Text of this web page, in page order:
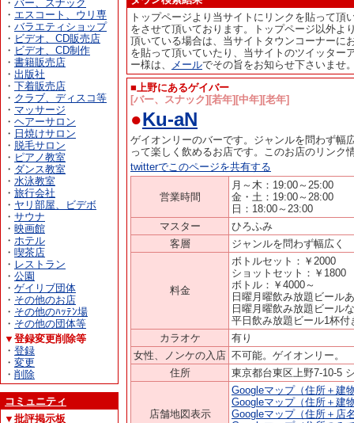
・ バー、スナック
・ エスコート、ウリ専
・ バラエティショップ
・ ビデオ、CD販売店
・ ビデオ、CD制作
・ 書籍販売店
・ 出版社
・ 下着販売店
・ クラブ、ディスコ等
・ マッサージ
・ ヘアーサロン
・ 日焼けサロン
・ 脱毛サロン
・ ピアノ教室
・ ダンス教室
・ 水泳教室
・ 旅行会社
・ ヤリ部屋、ビデボ
・ サウナ
・ 映画館
・ ホテル
・ 喫茶店
・ レストラン
・ 公園
・ ゲイリブ団体
・ その他のお店
・ その他のﾊｯﾃﾝ場
・ その他の団体等
▼登録変更削除等
・ 登録
・ 変更
・ 削除
コミュニティ
▼ 批評掲示板
トップページより当サイトにリンクを貼って
をさせて頂いております。トップページ以外よ
頂いている場合は、当サイトタウンコーナーに
を貼って頂いていたり、当サイトのツイッター
ー様は、
メールでその旨をお知らせ下さいませ
■上野にあるゲイバー
[バー、スナック][若年][中年][老年]
●Ku-aN
ゲイオンリーのバーです。ジャンルを問わず幅
って楽しく飲めるお店です。このお店のリンク
twitterでこのページを共有する
営業時間
月～木：19:00～25:00
金・土：19:00～28:00
日：18:00～23:00
マスター
ひろふみ
客層
ジャンルを問わず幅広く
料金
ボトルセット：￥2000
ショットセット：￥1800
ボトル：￥4000～
日曜月曜飲み放題ビール
日曜月曜飲み放題ビール
平日飲み放題ビール1杯付
カラオケ
有り
女性、ノンケの入店 不可能。ゲイオンリー。
住所
東京都台東区上野7-10-5
店舗地図表示
Googleマップ（住所＋建
Googleマップ（住所＋建
Googleマップ（住所＋店